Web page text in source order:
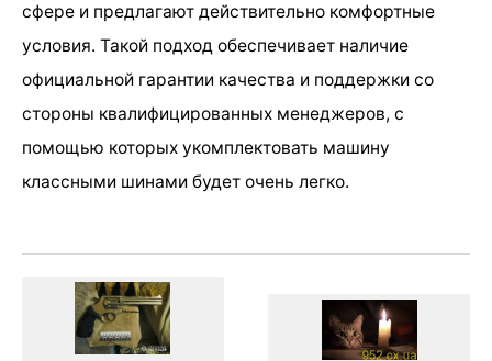
сфере и предлагают действительно комфортные
условия. Такой подход обеспечивает наличие
официальной гарантии качества и поддержки со
стороны квалифицированных менеджеров, с
помощью которых укомплектовать машину
классными шинами будет очень легко.